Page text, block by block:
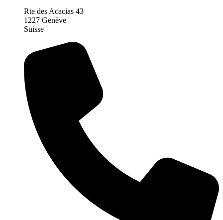
Rte des Acacias 43
1227 Genève
Suisse